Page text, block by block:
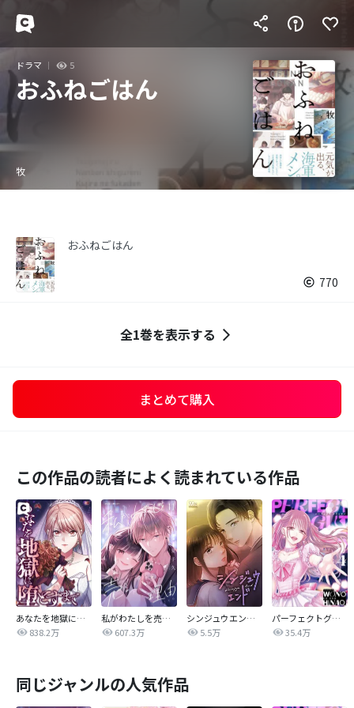
ドラマ 5
おふねごはん
牧
おふねごはん
770
全1巻を表示する
まとめて購入
この作品の読者によく読まれている作品
あなたを地獄に堕とすまで
838.2万
私がわたしを売る理由
607.3万
シンジュウエンド【タテヨミ】
5.5万
パーフェクトグリッター
35.4万
同じジャンルの人気作品